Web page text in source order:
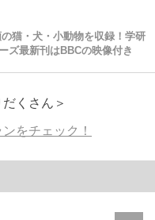
猫・犬・小動物を収録！学研
ズ最新刊はBBCの映像付き
くさん＞
をチェック！